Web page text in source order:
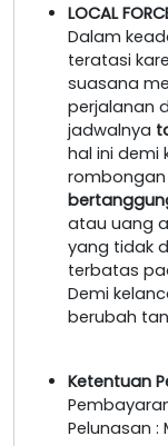
LOCAL
Dalam
teratasi
suasana
perjalanan
jadwalnya
hal ini demi
rombongan
atau uang
yang tidak
terbatas
Demi
berubah
Ketentuan
Pelunasan :